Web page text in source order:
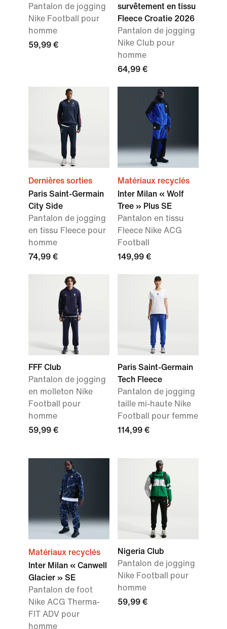
Pantalon de jogging
Nike Football pour
homme
59,99 €
survêtement en tissu
Fleece Croatie 2026
Pantalon de jogging
Nike Club pour
homme
64,99 €
Dernières sorties
Paris Saint-Germain
City Side
Pantalon de jogging
en tissu Fleece pour
homme
74,99 €
Matériaux recyclés
Inter Milan « Wolf
Tree » Plus SE
Pantalon en tissu
Fleece Nike ACG
Football
149,99 €
FFF Club
Pantalon de jogging
en molleton Nike
Football pour
homme
59,99 €
Paris Saint-Germain
Tech Fleece
Pantalon de jogging
taille mi-haute Nike
Football pour femme
114,99 €
Matériaux recyclés
Inter Milan « Canwell
Glacier » SE
Pantalon de foot
Nike ACG Therma-
FIT ADV pour
homme
Nigeria Club
Pantalon de jogging
Nike Football pour
homme
59,99 €